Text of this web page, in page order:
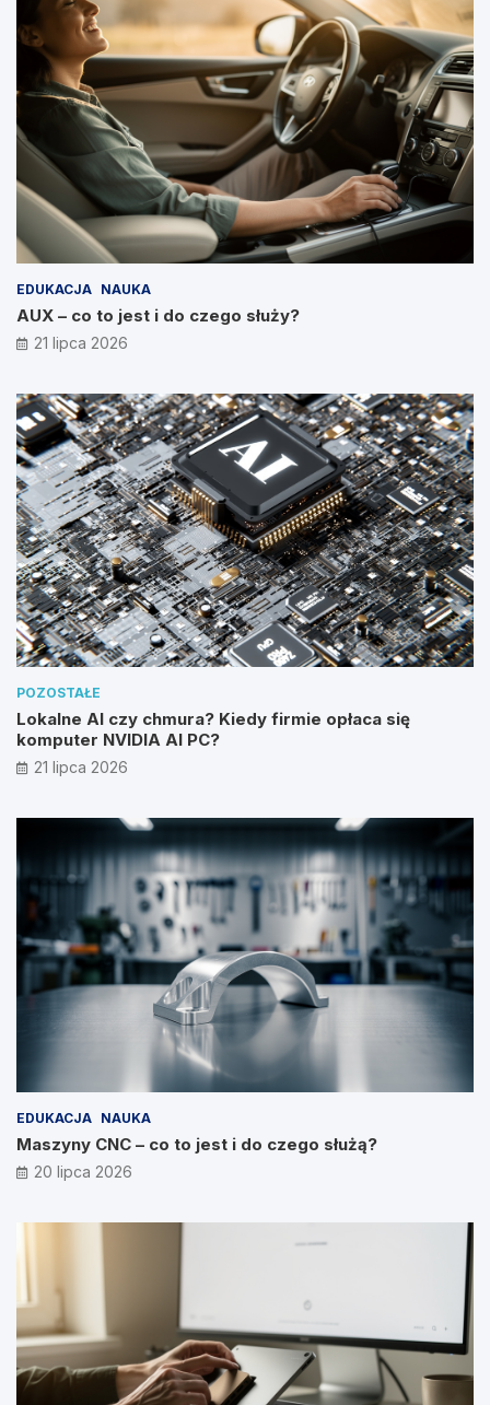
EDUKACJA NAUKA
AUX – co to jest i do czego służy?
21 lipca 2026
POZOSTAŁE
Lokalne AI czy chmura? Kiedy firmie opłaca się
komputer NVIDIA AI PC?
21 lipca 2026
EDUKACJA NAUKA
Maszyny CNC – co to jest i do czego służą?
20 lipca 2026